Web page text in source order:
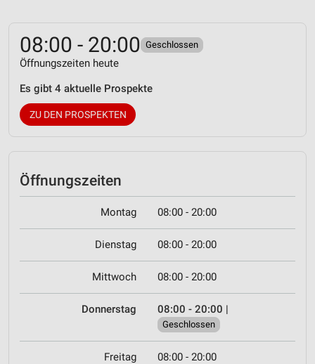
08:00 - 20:00 Geschlossen
Öffnungszeiten heute
Es gibt 4 aktuelle Prospekte
ZU DEN PROSPEKTEN
Öffnungszeiten
Montag 08:00 - 20:00
Dienstag 08:00 - 20:00
Mittwoch 08:00 - 20:00
Donnerstag 08:00 - 20:00 |
Geschlossen
Freitag 08:00 - 20:00